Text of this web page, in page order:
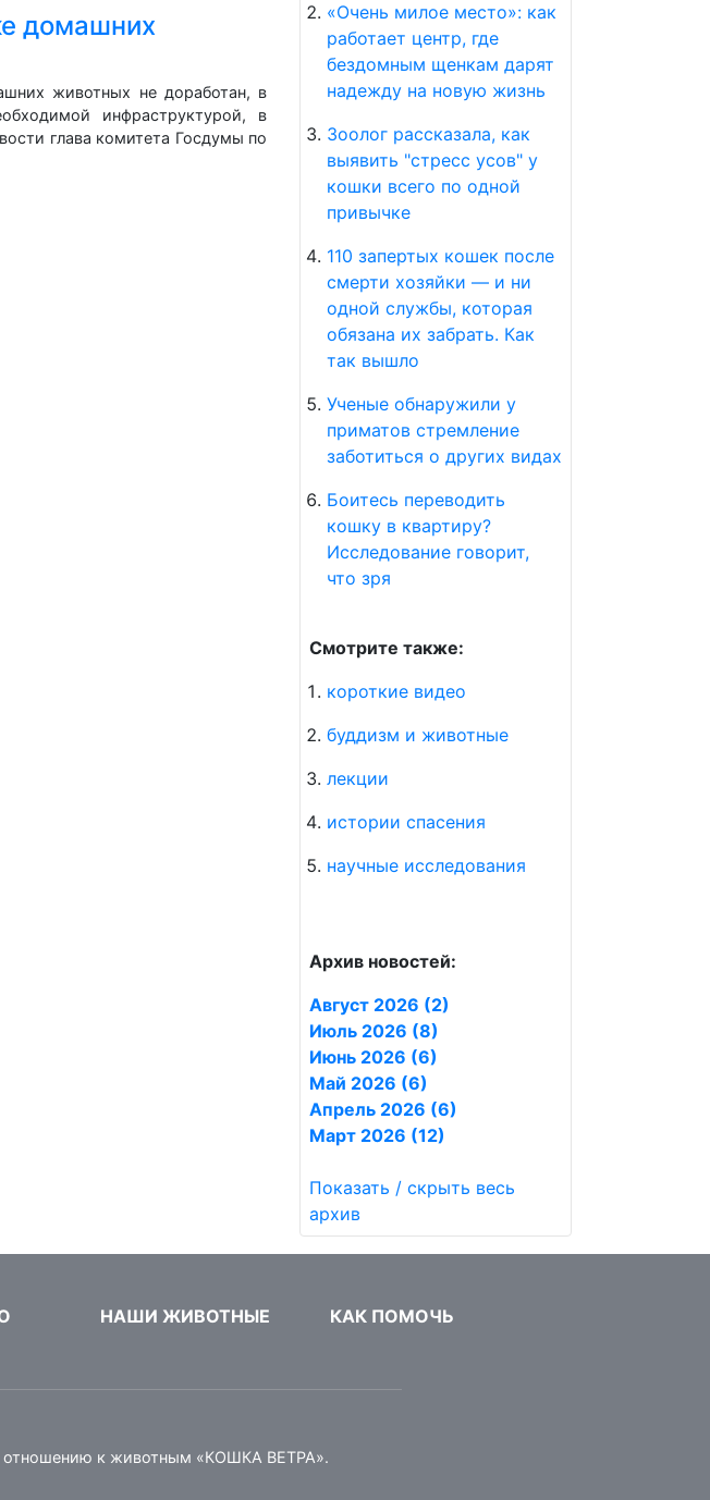
домашних
животных не доработан, в
инфраструктурой, в
глава комитета Госдумы по
«Очень милое место»: как
работает центр, где
бездомным щенкам дарят
надежду на новую жизнь
Зоолог рассказала, как
выявить "стресс усов" у
кошки всего по одной
привычке
110 запертых кошек после
смерти хозяйки — и ни
одной службы, которая
обязана их забрать. Как
так вышло
Ученые обнаружили у
приматов стремление
заботиться о других видах
Боитесь переводить
кошку в квартиру?
Исследование говорит,
что зря
Смотрите также:
короткие видео
буддизм и животные
лекции
истории спасения
научные исследования
Архив новостей:
Август 2026 (2)
Июль 2026 (8)
Июнь 2026 (6)
Май 2026 (6)
Апрель 2026 (6)
Март 2026 (12)
Показать / скрыть весь
архив
НАШИ ЖИВОТНЫЕ КАК ПОМОЧЬ
отношению к животным «КОШКА ВЕТРА».